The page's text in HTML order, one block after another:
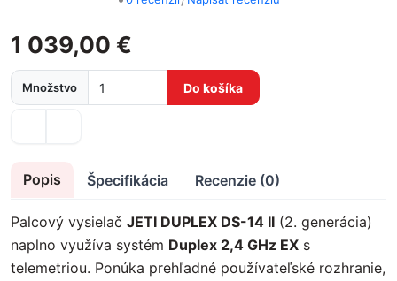
1 039,00 €
Množstvo Do košíka
Popis Špecifikácia Recenzie (0)
Palcový vysielač JETI DUPLEX DS-14 II (2. generácia)
naplno využíva systém Duplex 2,4 GHz EX s
telemetriou. Ponúka prehľadné používateľské rozhranie,